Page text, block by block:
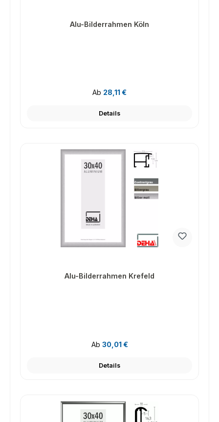
Alu-Bilderrahmen Köln
Regulärer Preis:
Ab 28,11 €
Details
Alu-Bilderrahmen Krefeld
Regulärer Preis:
Ab 30,01 €
Details